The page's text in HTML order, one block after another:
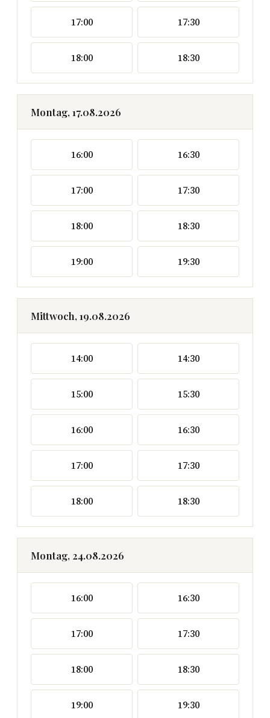
17:00 17:30
18:00 18:30
Montag, 17.08.2026
16:00 16:30
17:00 17:30
18:00 18:30
19:00 19:30
Mittwoch, 19.08.2026
14:00 14:30
15:00 15:30
16:00 16:30
17:00 17:30
18:00 18:30
Montag, 24.08.2026
16:00 16:30
17:00 17:30
18:00 18:30
19:00 19:30